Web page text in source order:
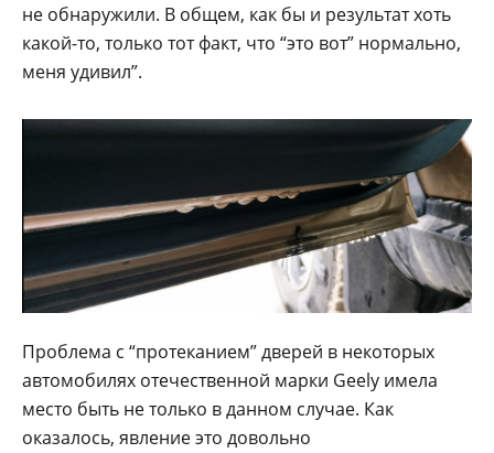
не обнаружили. В общем, как бы и результат хоть
какой-то, только тот факт, что “это вот” нормально,
меня удивил”.
Проблема с “протеканием” дверей в некоторых
автомобилях отечественной марки Geely имела
место быть не только в данном случае. Как
оказалось, явление это довольно